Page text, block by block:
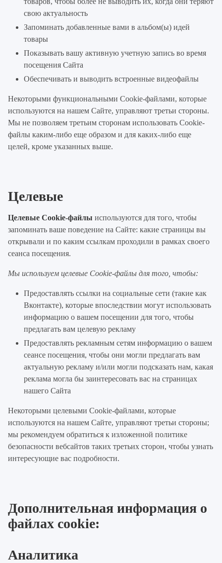
свою актуальность
Запоминать добавленные вами в альбом(ы) идей
товары
Показывать вашу активную учетную запись во время
посещения Сайта
Обеспечивать и выводить встроенные видеофайлы
Некоторыми функциональными Cookie-файлами, которые
используются на нашем Сайте, управляют третьи стороны.
Мы не позволяем третьим сторонам использовать Cookie-
файлы каким-либо еще образом и для каких-либо еще
целей, кроме указанных выше.
Целевые
Целевые Cookie-файлы используются для того, чтобы
запоминать ваше поведение на Сайте: какие страницы вы
открывали и по каким ссылкам проходили в рамках своего
сеанса посещения.
Мы используем целевые Cookie-файлы для того, чтобы:
Предоставлять ссылки на социальные сети (такие как
Вконтакте), которые впоследствии могут использовать
информацию о вашем посещении для того, чтобы
предлагать вам целевую рекламу
Предоставлять рекламным сетям информацию о вашем
сеансе посещения, чтобы они могли предлагать вам
актуальную рекламу и/или могли подсказать нам, какая
реклама могла бы заинтересовать вас на страницах
нашего Сайта
Некоторыми целевыми Cookie-файлами, которые
используются на нашем Сайте, управляют третьи стороны;
мы рекомендуем обратиться к изложенной политике
безопасности вебсайтов таких третьих сторон, чтобы узнать
интересующие вас подробности.
Дополнительная информация о
файлах cookie:
Аналитика